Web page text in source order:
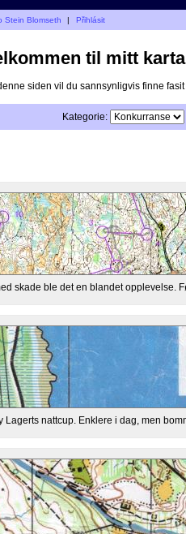
Stein Blomseth | Přihlásit
til mitt
siden vil du sannsynligvis finne
Kategorie:
skade ble det en blandet opplevelse.
Lagerts nattcup. Enklere i dag, men